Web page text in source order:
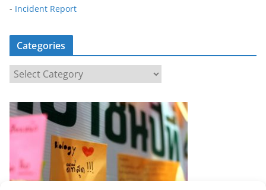
- Incident Report
Categories
a
t
e
g
i